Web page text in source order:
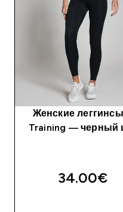
Женские леггинсы
Training — черный
34.00€‎